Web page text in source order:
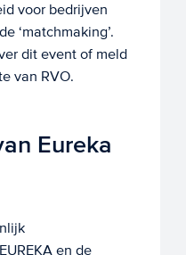
voor bedrijven
‘matchmaking’.
dit event of meld
van RVO.
Eureka
en de